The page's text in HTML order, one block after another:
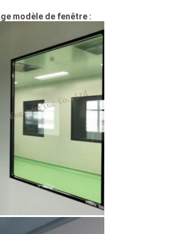
modèle de fenêtre :